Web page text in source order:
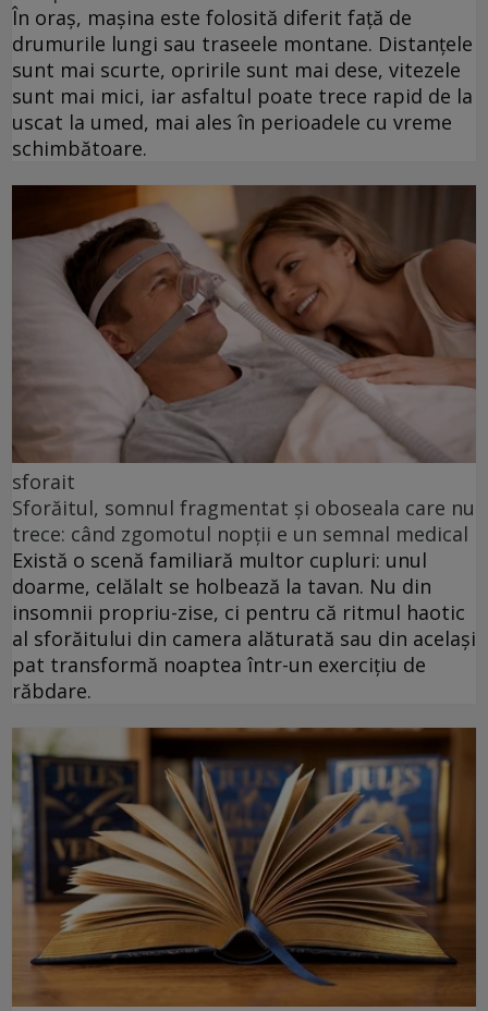
În oraș, mașina este folosită diferit față de
drumurile lungi sau traseele montane. Distanțele
sunt mai scurte, opririle sunt mai dese, vitezele
sunt mai mici, iar asfaltul poate trece rapid de la
uscat la umed, mai ales în perioadele cu vreme
schimbătoare.
sforait
Sforăitul, somnul fragmentat și oboseala care nu
trece: când zgomotul nopții e un semnal medical
Există o scenă familiară multor cupluri: unul
doarme, celălalt se holbează la tavan. Nu din
insomnii propriu-zise, ci pentru că ritmul haotic
al sforăitului din camera alăturată sau din același
pat transformă noaptea într-un exercițiu de
răbdare.